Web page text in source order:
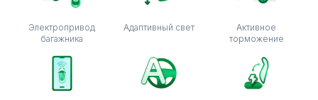
Электропривод
багажника
Адаптивный свет
Активное
торможение